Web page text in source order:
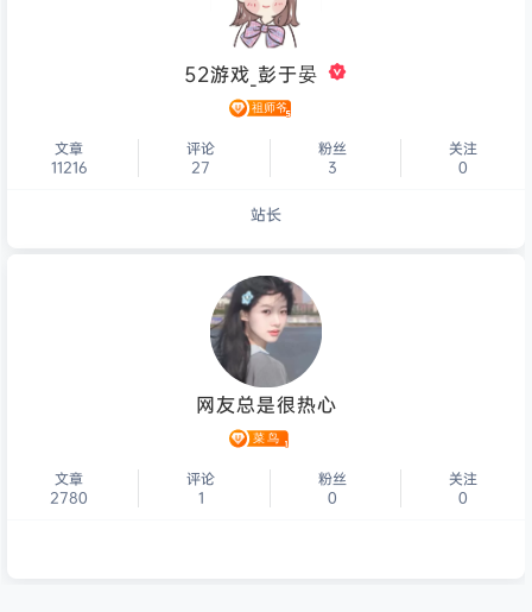
52游戏_彭于晏
文章
11216
评论
27
粉丝
3
关注
0
站长
个人主页
网友总是很热心
文章
2780
评论
1
粉丝
0
关注
0